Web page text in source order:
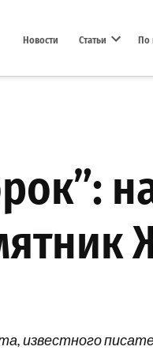
Новости Статьи По
известного